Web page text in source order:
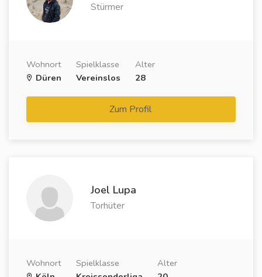
Stürmer
Wohnort
Düren
Spielklasse
Vereinslos
Alter
28
Zum Profil
Joel Lupa
Torhüter
Wohnort
Spielklasse
Alter